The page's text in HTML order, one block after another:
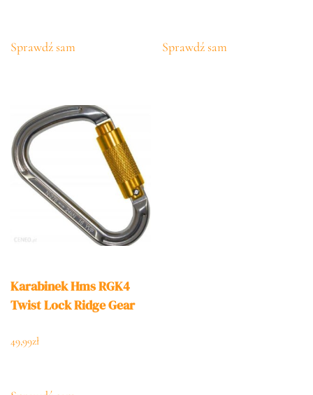
Sprawdź sam Sprawdź sam
Karabinek Hms RGK4
Twist Lock Ridge Gear
49,99zł